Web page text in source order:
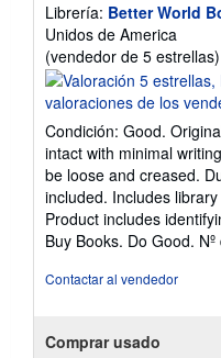
Librería: Better World
Unidos de America
(vendedor de 5 estrellas)
Condición: Good.
intact with minimal
be loose and creased.
included. Includes
Product includes
Buy Books. Do Good.
Contactar al vendedor
Comprar usado